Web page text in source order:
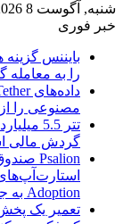
شنبه, آگوست 8 2026
خبر فوری
بایننس
را به معامله
مصنوعی را
گردش مالی
Adoption به جلو می‌رود.
تعمیر یک